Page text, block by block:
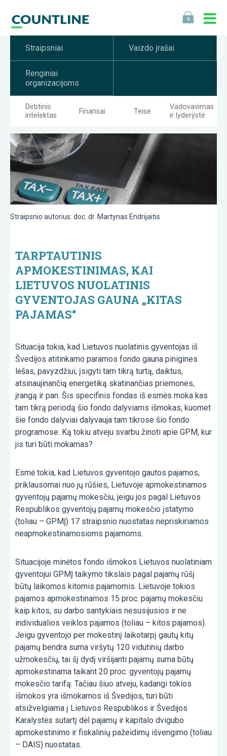
0
Straipsniai Vaizdo įrašai
Renginiai
organizacijoms
Dirbtinis
intelektas
Finansai Teisė
Vadovavimas
ir lyderystė
Straipsnio autorius: doc. dr. Martynas Endrijaitis
TARPTAUTINIS
APMOKESTINIMAS, KAI
LIETUVOS NUOLATINIS
GYVENTOJAS GAUNA „KITAS
PAJAMAS“
Situacija tokia, kad Lietuvos nuolatinis gyventojas iš
Švedijos atitinkamo paramos fondo gauna pinigines
lėšas, pavyzdžiui, įsigyti tam tikrą turtą, daiktus,
atsinaujinančią energetiką skatinančias priemones,
įrangą ir pan. Šis specifinis fondas iš esmės moka kas
tam tikrą periodą šio fondo dalyviams išmokas, kuomet
šie fondo dalyviai dalyvauja tam tikrose šio fondo
programose. Ką tokiu atveju svarbu žinoti apie GPM, kur
jis turi būti mokamas?
Esmė tokia, kad Lietuvos gyventojo gautos pajamos,
priklausomai nuo jų rūšies, Lietuvoje apmokestinamos
gyventojų pajamų mokesčiu, jeigu jos pagal Lietuvos
Respublikos gyventojų pajamų mokesčio įstatymo
(toliau – GPMĮ) 17 straipsnio nuostatas nepriskiriamos
neapmokestinamosioms pajamoms.
Situacijoje minėtos fondo išmokos Lietuvos nuolatiniam
gyventojui GPMĮ taikymo tikslais pagal pajamų rūšį
būtų laikomos kitomis pajamomis. Lietuvoje tokios
pajamos apmokestinamos 15 proc. pajamų mokesčiu
kaip kitos, su darbo santykiais nesusijusios ir ne
individualios veiklos pajamos (toliau – kitos pajamos).
Jeigu gyventojo per mokestinį laikotarpį gautų kitų
pajamų bendra suma viršytų 120 vidutinių darbo
užmokesčių, tai šį dydį viršijanti pajamų suma būtų
apmokestinama taikant 20 proc. gyventojų pajamų
mokesčio tarifą. Tačiau šiuo atveju, kadangi tokios
išmokos yra išmokamos iš Švedijos, turi būti
atsižvelgiama į Lietuvos Respublikos ir Švedijos
Karalystės sutartį dėl pajamų ir kapitalo dvigubo
apmokestinimo ir fiskalinių pažeidimų išvengimo (toliau
– DAIS) nuostatas.